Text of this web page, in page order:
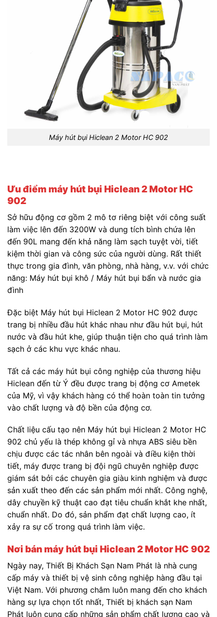
Máy hút bụi Hiclean 2 Motor HC 902
Ưu điểm máy hút bụi Hiclean 2 Motor HC
902
Sở hữu động cơ gồm 2 mô tơ riêng biệt với công suất
làm việc lên đến 3200W và dung tích bình chứa lên
đến 90L mang đến khả năng làm sạch tuyệt vời, tiết
kiệm thời gian và công sức của người dùng. Rất thiết
thực trong gia đình, văn phòng, nhà hàng, v.v. với chức
năng: Máy hút bụi khô / Máy hút bụi bẩn và nước gia
đình
Đặc biệt Máy hút bụi Hiclean 2 Motor HC 902 được
trang bị nhiều đầu hút khác nhau như đầu hút bụi, hút
nước và đầu hút khe, giúp thuận tiện cho quá trình làm
sạch ở các khu vực khác nhau.
Tất cả các máy hút bụi công nghiệp của thương hiệu
Hiclean đến từ Ý đều được trang bị động cơ Ametek
của Mỹ, vì vậy khách hàng có thể hoàn toàn tin tưởng
vào chất lượng và độ bền của động cơ.
Chất liệu cấu tạo nên Máy hút bụi Hiclean 2 Motor HC
902 chủ yếu là thép không gỉ và nhựa ABS siêu bền
chịu được các tác nhân bên ngoài và điều kiện thời
tiết, máy được trang bị đội ngũ chuyên nghiệp được
giám sát bởi các chuyên gia giàu kinh nghiệm và được
sản xuất theo đến các sản phẩm mới nhất. Công nghệ,
dây chuyền kỹ thuật cao đạt tiêu chuẩn khắt khe nhất,
chuẩn nhất. Do đó, sản phẩm đạt chất lượng cao, ít
xảy ra sự cố trong quá trình làm việc.
Nơi bán máy hút bụi Hiclean 2 Motor HC 902
Ngày nay, Thiết Bị Khách Sạn Nam Phát là nhà cung
cấp máy và thiết bị vệ sinh công nghiệp hàng đầu tại
Việt Nam. Với phương châm luôn mang đến cho khách
hàng sự lựa chọn tốt nhất, Thiết bị khách sạn Nam
Phát luôn cung cấp những sản phẩm chất lượng cao và